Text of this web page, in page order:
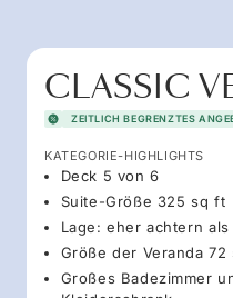
CLASSIC
ZEITLICH BEGRENZTES
KATEGORIE-HIGHLIGHTS
Deck 5 von 6
Suite-Größe 325 sq ft
Lage: eher achtern als
Größe der Veranda 72
Großes Badezimmer